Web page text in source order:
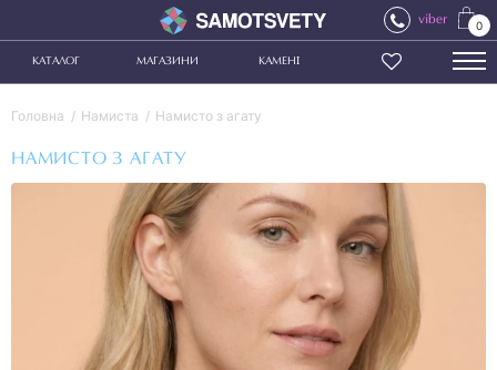
viber 0
КАТАЛОГ МАГАЗИНИ КАМЕНІ
Головна Намиста Намисто з агату
НАМИСТО З АГАТУ